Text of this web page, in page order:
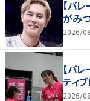
【バ
がみ
2026/
【バ
ティ
2026/